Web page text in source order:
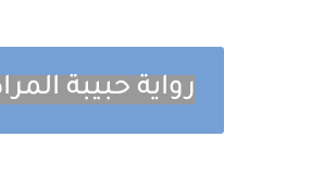
رواية حبيبة